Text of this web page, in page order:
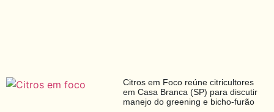
Citros em Foco reúne citricultores
em Casa Branca (SP) para discutir
manejo do greening e bicho-furão